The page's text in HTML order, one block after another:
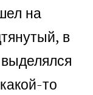
на
в
то